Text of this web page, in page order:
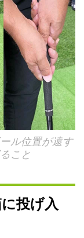
ル位置が遠す
こと
投げ入